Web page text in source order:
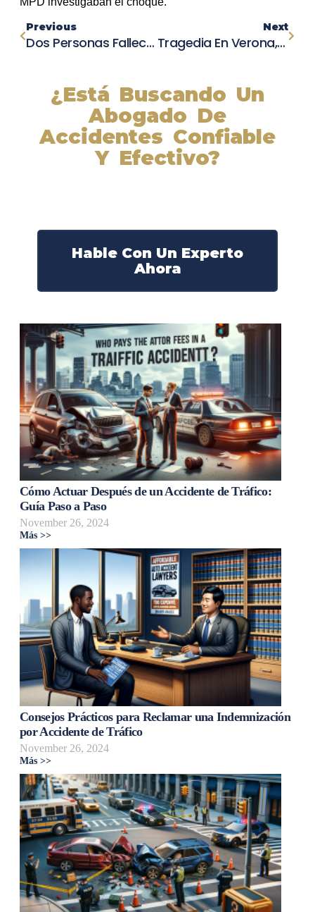
Previous
Dos Personas Fallecen Y Otras Dos Resultan Heridas En Un Accidente Fatal En Woodford County
Next
Tragedia En Verona, Missouri: Hombre De Aurora Pierde La Vida Tras Accidente Automovilístico
¿Está Buscando Un
Abogado De
Accidentes Confiable
Y Efectivo?
Hable Con Un Experto
Ahora
Cómo Actuar Después de un Accidente de Tráfico:
Guía Paso a Paso
November 26, 2024
Más >>
Consejos Prácticos para Reclamar una Indemnización
por Accidente de Tráfico
November 26, 2024
Más >>